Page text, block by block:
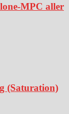
MPC aller
(Saturation)